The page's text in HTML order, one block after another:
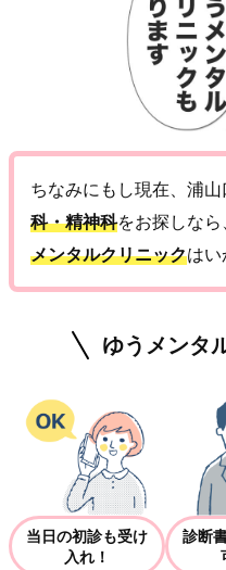
ちなみにもし現在、浦
科・精神科をお探しなら
メンタルクリニックはい
ゆうメンタ
当日の初診も受け
入れ！
診断